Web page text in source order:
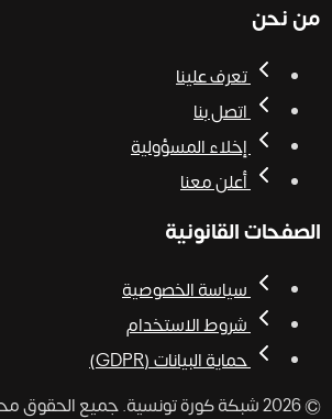
من نحن
تعرف علينا
اتصل بنا
إخلاء المسؤولية
أعلن معنا
الصفحات القانونية
سياسة الخصوصية
شروط الاستخدام
حماية البيانات (GDPR)
© 2026 شبكة كورة
تونسية. جميع الحقوق